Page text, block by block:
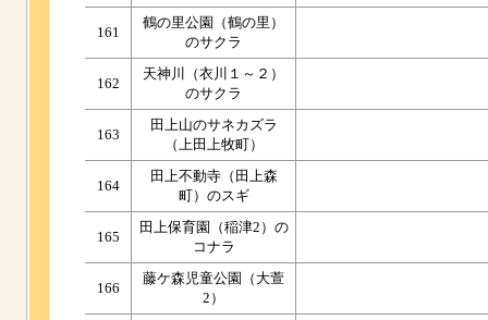
161
鶴の里公園（鶴の里）
のサクラ
162
天神川（衣川１～２）
のサクラ
163
田上山のサネカズラ
（上田上牧町）
164
田上不動寺（田上森
町）のスギ
165
田上保育園（稲津2）の
コナラ
166
藤ケ森児童公園（大萱
2）